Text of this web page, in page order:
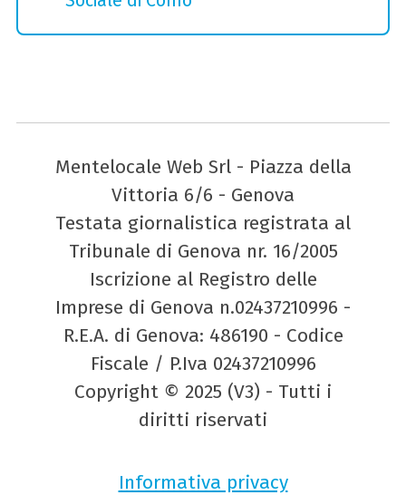
Mentelocale Web Srl - Piazza della
Vittoria 6/6 - Genova
Testata giornalistica registrata al
Tribunale di Genova nr. 16/2005
Iscrizione al Registro delle
Imprese di Genova n.02437210996 -
R.E.A. di Genova: 486190 - Codice
Fiscale / P.Iva 02437210996
Copyright © 2025 (V3) - Tutti i
diritti riservati
Informativa privacy